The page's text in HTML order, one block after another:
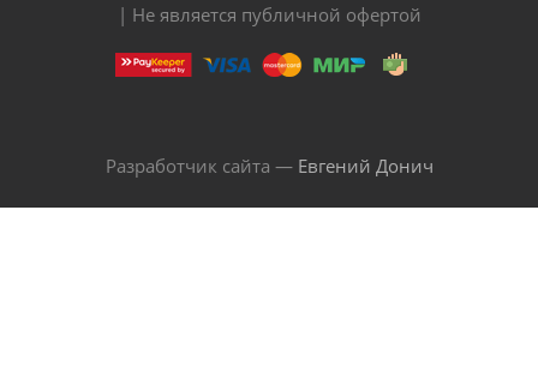
| Не является публичной офертой
Разработчик сайта — Евгений Донич